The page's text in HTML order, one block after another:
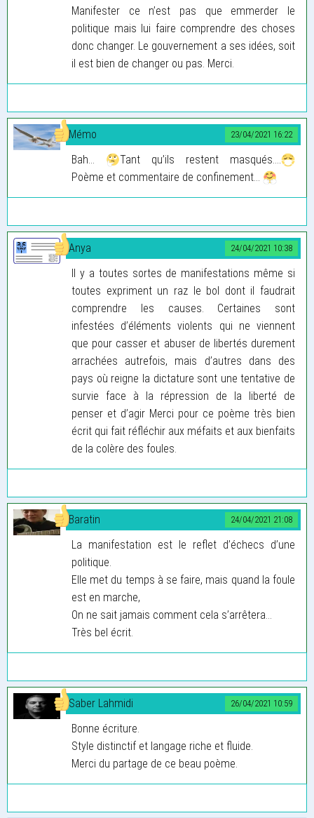
Manifester ce n’est pas que emmerder le
politique mais lui faire comprendre des choses
donc changer. Le gouvernement a ses idées, soit
il est bien de changer ou pas. Merci.
23/04/2021 16:22
Mémo
Bah...
Tant qu’ils restent masqués....
Poème et commentaire de confinement...
24/04/2021 10:38
Anya
Il y a toutes sortes de manifestations même si
toutes expriment un raz le bol dont il faudrait
comprendre les causes. Certaines sont
infestées d’éléments violents qui ne viennent
que pour casser et abuser de libertés durement
arrachées autrefois, mais d’autres dans des
pays où reigne la dictature sont une tentative de
survie face à la répression de la liberté de
penser et d’agir Merci pour ce poème très bien
écrit qui fait réfléchir aux méfaits et aux bienfaits
de la colère des foules.
24/04/2021 21:08
Baratin
La manifestation est le reflet d’échecs d’une
politique.
Elle met du temps à se faire, mais quand la foule
est en marche,
On ne sait jamais comment cela s’arrêtera…
Très bel écrit.
26/04/2021 10:59
Saber Lahmidi
Bonne écriture.
Style distinctif et langage riche et fluide.
Merci du partage de ce beau poème.